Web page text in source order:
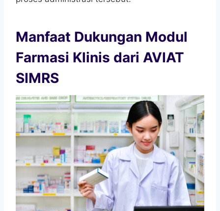
Manfaat Dukungan Modul
Farmasi Klinis dari AVIAT
SIMRS